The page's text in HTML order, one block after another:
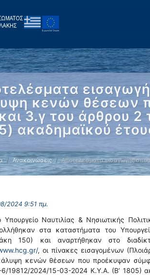
κενών θέσεων
3.γ του άρθρου
ακαδημαϊκού
Ανακοινώσεις Αποτελέσματα εισαγωγής
2024 9:51 πμ.
Υπουργείο Ναυτιλίας & Νησιωτικής
στα καταστήματα του
150) και αναρτήθηκαν στο
, οι πίνακες εισαγομένων
κενών θέσεων που προέκυψαν
6/19812/2024/15-03-2024 Κ.Υ.Α. (Β’ 1805)